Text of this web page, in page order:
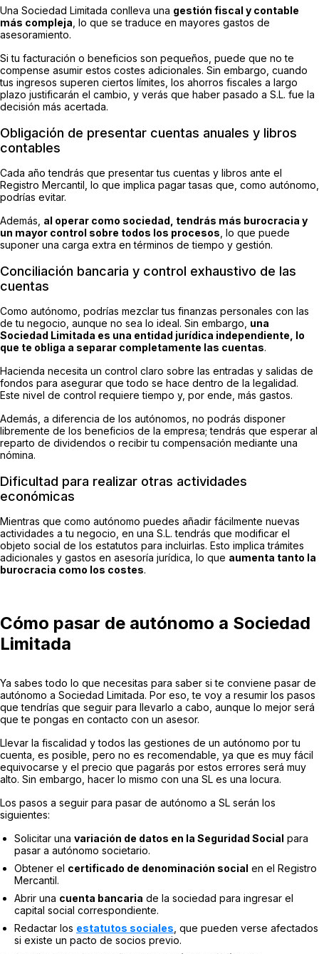
Una Sociedad Limitada conlleva una gestión fiscal y contable
más compleja , lo que se traduce en mayores gastos de
asesoramiento.
Si tu facturación o beneficios son pequeños, puede que no te
compense asumir estos costes adicionales. Sin embargo, cuando
tus ingresos superen ciertos límites, los ahorros fiscales a largo
plazo justificarán el cambio, y verás que haber pasado a S.L. fue la
decisión más acertada.
Obligación de presentar cuentas anuales y libros
contables
Cada año tendrás que presentar tus cuentas y libros ante el
Registro Mercantil, lo que implica pagar tasas que, como autónomo,
podrías evitar.
Además, al operar como sociedad, tendrás más burocracia y
un mayor control sobre todos los procesos , lo que puede
suponer una carga extra en términos de tiempo y gestión.
Conciliación bancaria y control exhaustivo de las
cuentas
Como autónomo, podrías mezclar tus finanzas personales con las
de tu negocio, aunque no sea lo ideal. Sin embargo, una
Sociedad Limitada es una entidad jurídica independiente, lo
que te obliga a separar completamente las cuentas.
Hacienda necesita un control claro sobre las entradas y salidas de
fondos para asegurar que todo se hace dentro de la legalidad.
Este nivel de control requiere tiempo y, por ende, más gastos.
Además, a diferencia de los autónomos, no podrás disponer
libremente de los beneficios de la empresa; tendrás que esperar al
reparto de dividendos o recibir tu compensación mediante una
nómina.
Dificultad para realizar otras actividades
económicas
Mientras que como autónomo puedes añadir fácilmente nuevas
actividades a tu negocio, en una S.L. tendrás que modificar el
objeto social de los estatutos para incluirlas. Esto implica trámites
adicionales y gastos en asesoría jurídica, lo que aumenta tanto la
burocracia como los costes.
Cómo pasar de autónomo a Sociedad
Limitada
Ya sabes todo lo que necesitas para saber si te conviene pasar de
autónomo a Sociedad Limitada. Por eso, te voy a resumir los pasos
que tendrías que seguir para llevarlo a cabo, aunque lo mejor será
que te pongas en contacto con un asesor.
Llevar la fiscalidad y todos las gestiones de un autónomo por tu
cuenta, es posible, pero no es recomendable, ya que es muy fácil
equivocarse y el precio que pagarás por estos errores será muy
alto. Sin embargo, hacer lo mismo con una SL es una locura.
Los pasos a seguir para pasar de autónomo a SL serán los
siguientes:
Solicitar una variación de datos en la Seguridad Social para
pasar a autónomo societario.
Obtener el certificado de denominación social en el Registro
Mercantil.
Abrir una cuenta bancaria de la sociedad para ingresar el
capital social correspondiente.
Redactar los estatutos sociales , que pueden verse afectados
si existe un pacto de socios previo.